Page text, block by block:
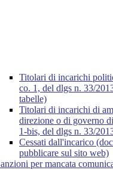
Titolari di incarichi
co. 1, del dlgs n. 33/
tabelle)
Titolari di incarichi di
direzione o di governo
1-bis, del dlgs n. 33/
Cessati dall'incarico
pubblicare sul sito web)
per mancata